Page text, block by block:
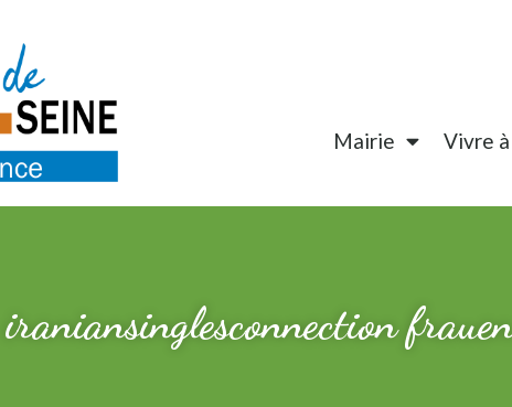
Mairie Vivre